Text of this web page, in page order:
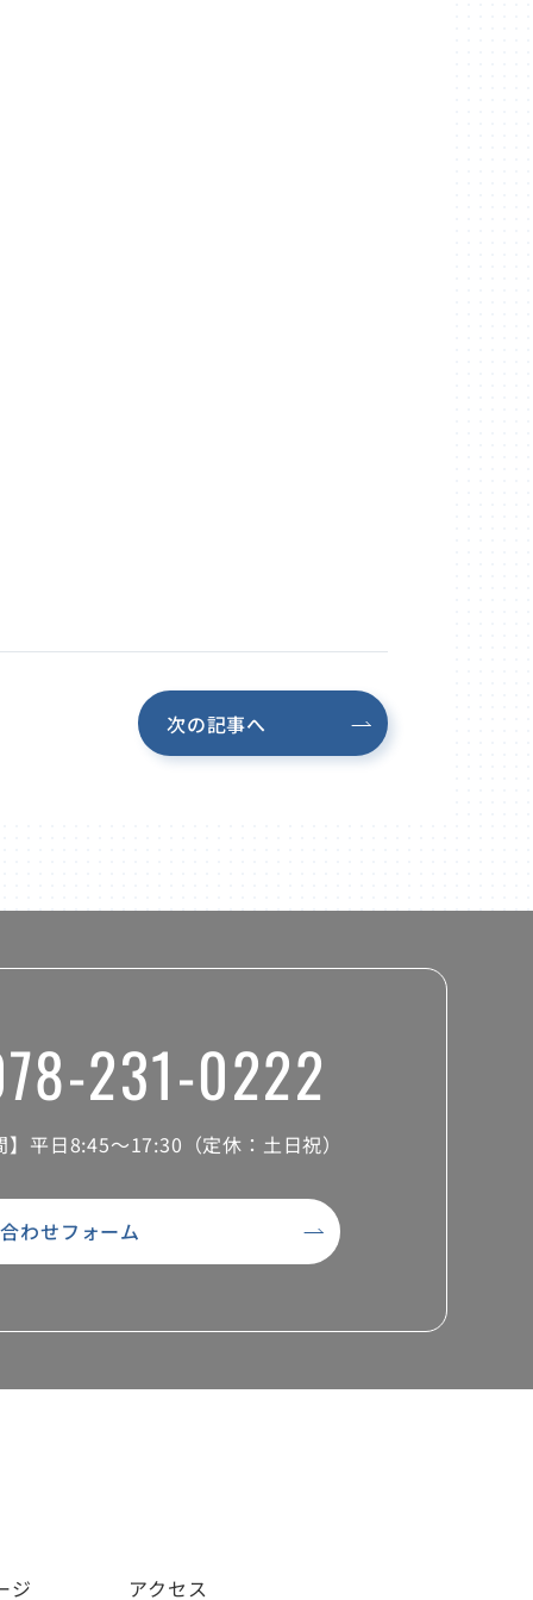
次の記事へ
231-0222
平日8:45～17:30（定休：土日祝）
わせフォーム
ジ アクセス